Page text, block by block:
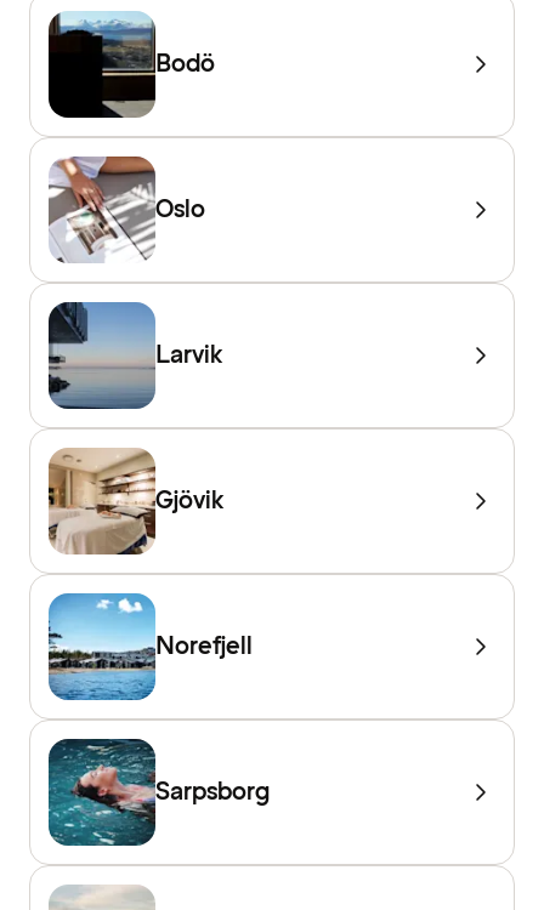
Bodö
Oslo
Larvik
Gjövik
Norefjell
Sarpsborg